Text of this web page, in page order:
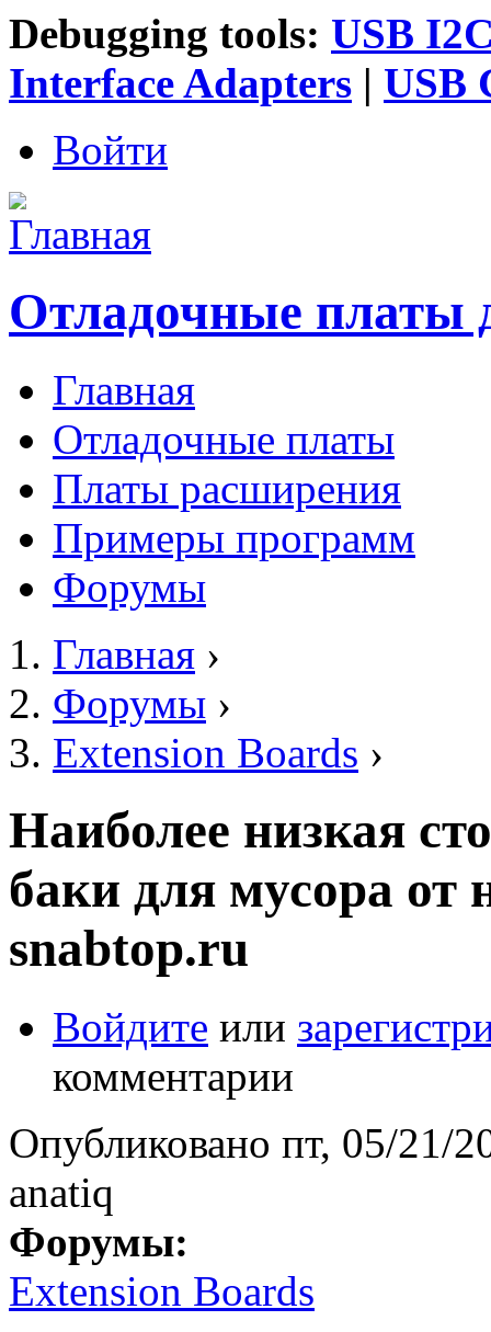
Debugging tools: USB
Interface Adapters | USB
Войти
Отладочные платы
Главное меню
Главная
Отладочные платы
Платы расширения
Примеры программ
Форумы
Вы здесь
Главная ›
Форумы ›
Extension Boards ›
Наиболее низкая
баки для мусора
snabtop.ru
Войдите или
комментарии
Опубликовано пт, 05/21/
anatiq
Форумы:
Extension Boards